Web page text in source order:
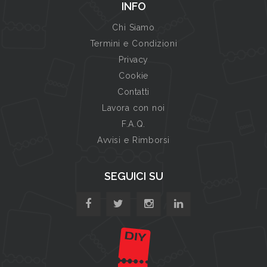
INFO
Chi Siamo
Termini e Condizioni
Privacy
Cookie
Contatti
Lavora con noi
F.A.Q.
Avvisi e Rimborsi
SEGUICI SU